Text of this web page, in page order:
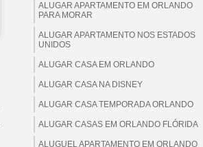
ALUGAR APARTAMENTO EM ORLANDO
PARA MORAR
ALUGAR APARTAMENTO NOS ESTADOS
UNIDOS
ALUGAR CASA EM ORLANDO
ALUGAR CASA NA DISNEY
ALUGAR CASA TEMPORADA ORLANDO
ALUGAR CASAS EM ORLANDO FLÓRIDA
ALUGUEL APARTAMENTO EM ORLANDO